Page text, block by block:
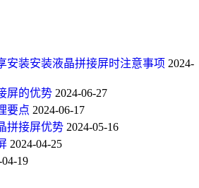
安装安装液晶拼接屏时注意事项 2024-
屏的优势 2024-06-27
要点 2024-06-17
拼接屏优势 2024-05-16
2024-04-25
04-19